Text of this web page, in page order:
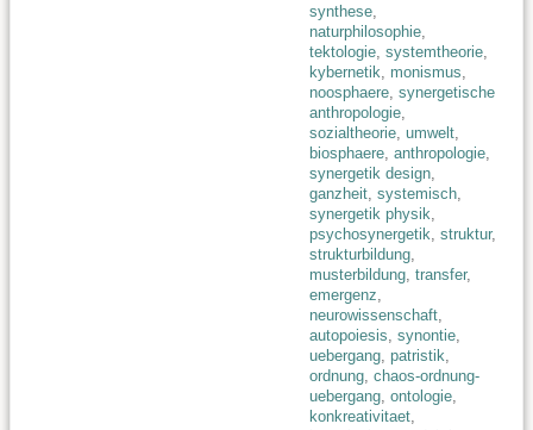
synthese,
naturphilosophie,
tektologie, systemtheorie,
kybernetik, monismus,
noosphaere, synergetische
anthropologie,
sozialtheorie, umwelt,
biosphaere, anthropologie,
synergetik design,
ganzheit, systemisch,
synergetik physik,
psychosynergetik, struktur,
strukturbildung,
musterbildung, transfer,
emergenz,
neurowissenschaft,
autopoiesis, synontie,
uebergang, patristik,
ordnung, chaos-ordnung-
uebergang, ontologie,
konkreativitaet,